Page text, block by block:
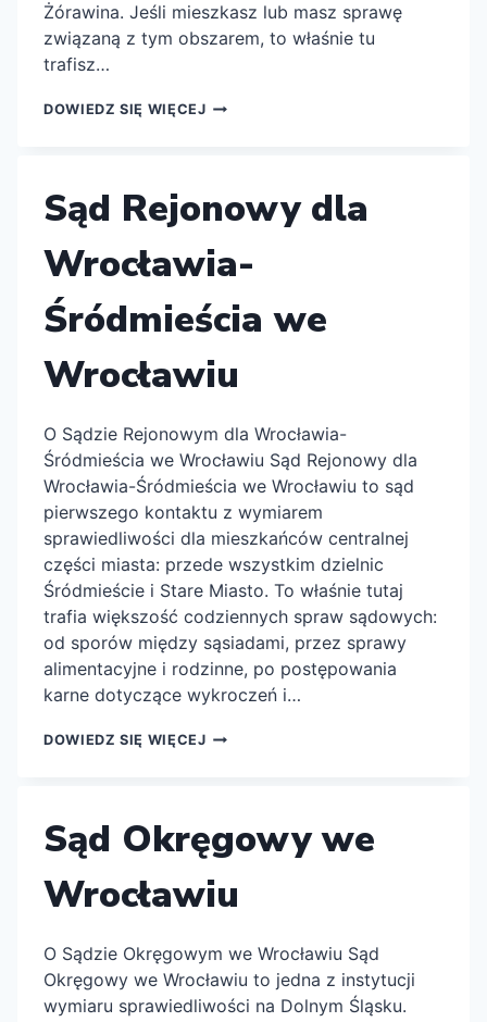
Żórawina. Jeśli mieszkasz lub masz sprawę
związaną z tym obszarem, to właśnie tu
trafisz…
DOWIEDZ SIĘ WIĘCEJSĄD
WE
WROCŁAWIU
Sąd Rejonowy dla
Wrocławia-
Śródmieścia we
Wrocławiu
O Sądzie Rejonowym dla Wrocławia-
Śródmieścia we Wrocławiu Sąd Rejonowy dla
Wrocławia-Śródmieścia we Wrocławiu to sąd
pierwszego kontaktu z wymiarem
sprawiedliwości dla mieszkańców centralnej
części miasta: przede wszystkim dzielnic
Śródmieście i Stare Miasto. To właśnie tutaj
trafia większość codziennych spraw sądowych:
od sporów między sąsiadami, przez sprawy
alimentacyjne i rodzinne, po postępowania
karne dotyczące wykroczeń i…
DOWIEDZ SIĘ WIĘCEJSĄD
WE
WROCŁAWIU
Sąd Okręgowy we
Wrocławiu
O Sądzie Okręgowym we Wrocławiu Sąd
Okręgowy we Wrocławiu to jedna z instytucji
wymiaru sprawiedliwości na Dolnym Śląsku.